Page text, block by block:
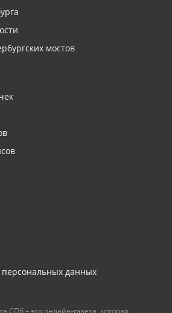
мостов
персональных данных
– это онлайн-газета, которая